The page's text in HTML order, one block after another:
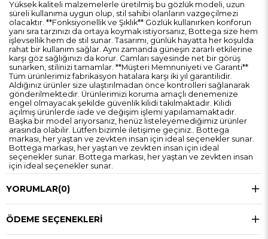
Yüksek kaliteli malzemelerle üretilmiş bu gözlük modeli, uzun
süreli kullanıma uygun olup, stil sahibi olanların vazgeçilmezi
olacaktır. **Fonksiyonellik ve Şıklık** Gözlük kullanırken konforun
yanı sıra tarzınızı da ortaya koymak istiyorsanız, Bottega size hem
işlevsellik hem de stil sunar. Tasarımı, günlük hayatta her koşulda
rahat bir kullanım sağlar. Aynı zamanda güneşin zararlı etkilerine
karşı göz sağlığınızı da korur. Camları sayesinde net bir görüş
sunarken, stilinizi tamamlar. **Müşteri Memnuniyeti ve Garanti**
Tüm ürünlerimiz fabrikasyon hatalara karşı iki yıl garantilidir.
Aldığınız ürünler size ulaştırılmadan önce kontrolleri sağlanarak
gönderilmektedir. Ürünlerimizi koruma amaçlı denemenize
engel olmayacak şekilde güvenlik kilidi takılmaktadır. Kilidi
açılmış ürünlerde iade ve değişim işlemi yapılamamaktadır.
Başka bir model arıyorsanız, henüz listeleyemediğimiz ürünler
arasında olabilir. Lütfen bizimle iletişime geçiniz.. Bottega
markası, her yaştan ve zevkten insan için ideal seçenekler sunar.
Bottega markası, her yaştan ve zevkten insan için ideal
seçenekler sunar. Bottega markası, her yaştan ve zevkten insan
için ideal seçenekler sunar.
YORUMLAR(0)
ÖDEME SEÇENEKLERI